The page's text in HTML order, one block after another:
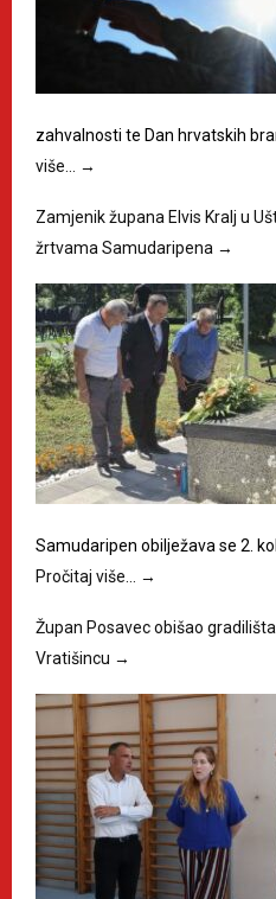
zahvalnosti te Dan hrvatskih
više…
→
Zamjenik župana Elvis Kralj u
žrtvama Samudaripena →
Samudaripen obilježava se 2.
Pročitaj više…
→
Župan Posavec obišao
Vratišincu →